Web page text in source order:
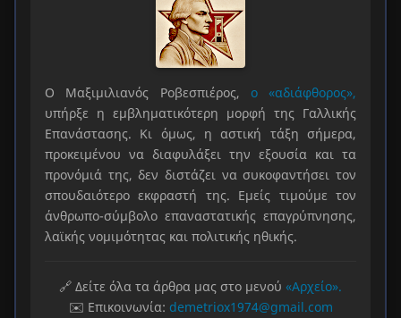
Ο Μαξιμιλιανός Ροβεσπιέρος, ο «αδιάφθορος»,
υπήρξε η εμβληματικότερη μορφή της Γαλλικής
Επανάστασης. Κι όμως, η αστική τάξη σήμερα,
προκειμένου να διαφυλάξει την εξουσία και τα
προνόμιά της, δεν διστάζει να συκοφαντήσει τον
σπουδαιότερο εκφραστή της. Εμείς τιμούμε τον
άνθρωπο-σύμβολο επαναστατικής επαγρύπνησης,
λαϊκής νομιμότητας και πολιτικής ηθικής.
🔗 Δείτε όλα τα άρθρα μας στο μενού «Αρχείο».
✉️ Επικοινωνία: demetriox1974@gmail.com